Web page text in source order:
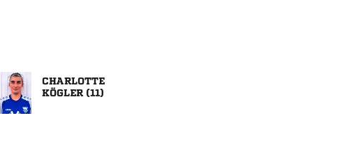

 